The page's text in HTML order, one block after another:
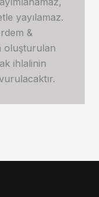
yayılamaz.
&
oluşturulan
ihlalinin